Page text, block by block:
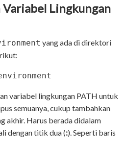
Variabel Lingkungan
yang ada di direktori
variabel lingkungan PATH untuk
semuanya, cukup tambahkan
akhir. Harus berada didalam
dengan titik dua (:). Seperti baris